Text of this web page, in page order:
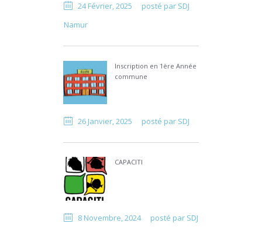
24 Février, 2025 posté par SDJ
Namur
Inscription en 1ère Année
commune
26 Janvier, 2025 posté par SDJ
CAPACITI
8 Novembre, 2024 posté par SDJ